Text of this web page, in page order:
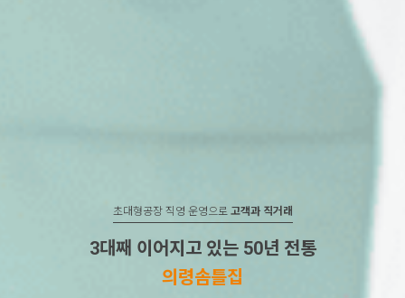
초대형공장 직영 운영으로 고객과 직거래
3대째 이어지고 있는 50년 전통
의령솜틀집